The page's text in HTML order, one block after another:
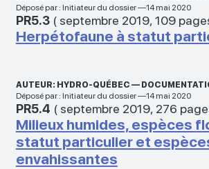
Déposé par : Initiateur du dossier —14 mai 2020
PR5.3( septembre 2019, 109
Herpétofaune à statut
AUTEUR: HYDRO-QUÉBEC —
Déposé par : Initiateur du dossier —14 mai 2020
PR5.4 ( septembre 2019, 276
Milieux humides, espèces
statut particulier et
envahissantes